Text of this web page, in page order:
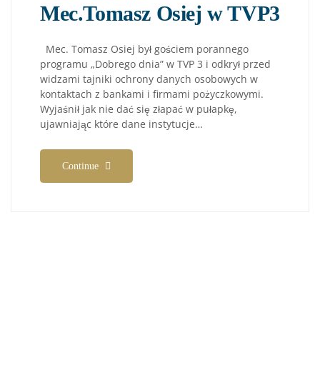
Mec.Tomasz Osiej w TVP3
Mec. Tomasz Osiej był gościem porannego
programu „Dobrego dnia” w TVP 3 i odkrył przed
widzami tajniki ochrony danych osobowych w
kontaktach z bankami i firmami pożyczkowymi.
Wyjaśnił jak nie dać się złapać w pułapkę,
ujawniając które dane instytucje…
Continue